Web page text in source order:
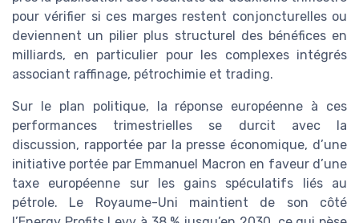
pour vérifier si ces marges restent conjoncturelles ou
deviennent un pilier plus structurel des bénéfices en
milliards, en particulier pour les complexes intégrés
associant raffinage, pétrochimie et trading.
Sur le plan politique, la réponse européenne à ces
performances trimestrielles se durcit avec la
discussion, rapportée par la presse économique, d’une
initiative portée par Emmanuel Macron en faveur d’une
taxe européenne sur les gains spéculatifs liés au
pétrole. Le Royaume-Uni maintient de son côté